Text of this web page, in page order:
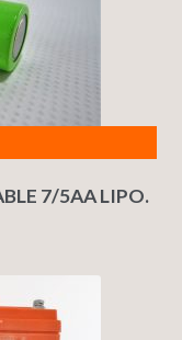
7/5AA LIPO.